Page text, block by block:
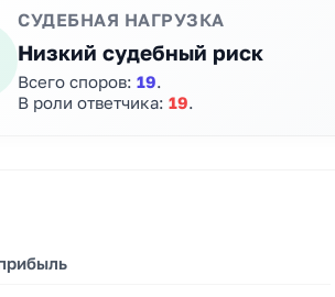
СУДЕБНАЯ НАГРУЗКА
Низкий судебный риск
Всего споров: 19.
В роли ответчика: 19.